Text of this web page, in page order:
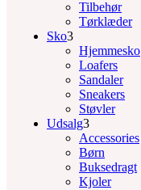
Tilbehør
Tørklæder
Sko3
Hjemmesko
Loafers
Sandaler
Sneakers
Støvler
Udsalg3
Accessories
Børn
Buksedragt
Kjoler